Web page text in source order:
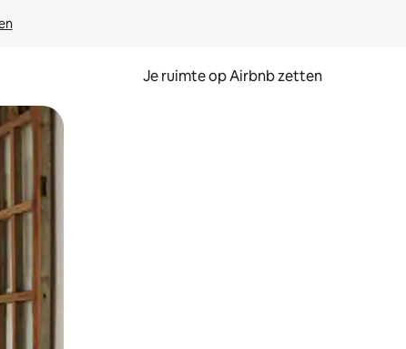
Je ruimte op Airbnb zetten